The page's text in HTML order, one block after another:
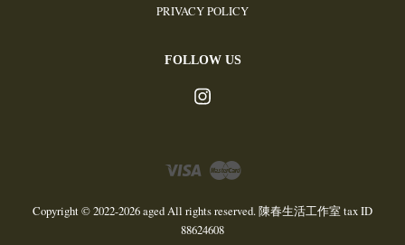
PRIVACY POLICY
FOLLOW US
Visa
Copyright © 2022-2026 aged All rights reserved. 陳春生活工作室 tax ID
88624608